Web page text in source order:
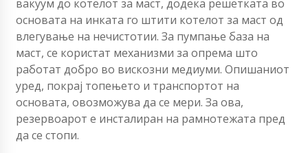
вакуум до котелот за маст, додека решетката во
основата на инката го штити котелот за маст од
влегување на нечистотии. За пумпање база на
маст, се користат механизми за опрема што
работат добро во вискозни медиуми. Опишаниот
уред, покрај топењето и транспортот на
основата, овозможува да се мери. За ова,
резервоарот е инсталиран на рамнотежата пред
да се стопи.